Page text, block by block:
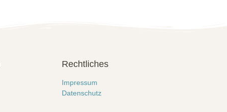
Rechtliches
Impressum
Datenschutz